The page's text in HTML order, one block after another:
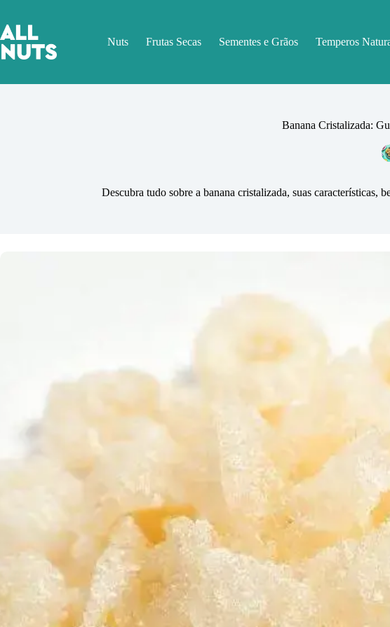
o
conteúdo
Nuts Frutas Secas Sementes e Grãos Temperos
Banana Cristalizada:
Descubra tudo sobre a banana cristalizada, suas características,